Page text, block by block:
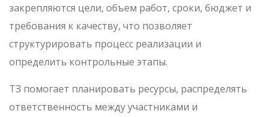
закрепляются цели, объем работ, сроки, бюджет и
требования к качеству, что позволяет
структурировать процесс реализации и
определить контрольные этапы.
ТЗ помогает планировать ресурсы, распределять
ответственность между участниками и